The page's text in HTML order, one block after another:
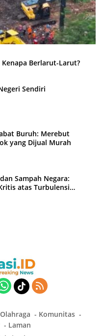
Kenapa Berlarut-Larut?
Sendiri
Buruh: Merebut
yang Dijual Murah
Sampah Negara:
atas Turbulensi
Olahraga
Komunitas
Laman